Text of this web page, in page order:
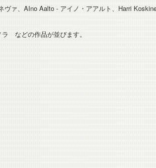
ァ、AIno Aalto - アイノ・アアルト、Harri
などの作品が並びます。